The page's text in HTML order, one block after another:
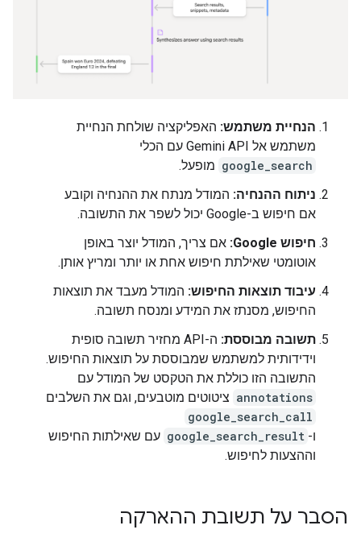
הנחיית משתמש: האפליקציה שולחת הנחיית
משתמש אל Gemini API עם הכלי
google_search מופעל.
ניתוח ההנחיה: המודל מנתח את ההנחיה וקובע
אם חיפוש ב-Google יכול לשפר את התשובה.
חיפוש Google:
אם צריך, המודל יוצר באופן
אוטומטי שאילתת חיפוש אחת או יותר ומריץ אותן.
עיבוד תוצאות החיפוש: המודל מעבד את תוצאות
החיפוש, מסנתז את המידע ומנסח תשובה.
תשובה מבוססת:
ה-API מחזיר תשובה סופית
וידידותית למשתמש שמבוססת על תוצאות החיפוש.
התשובה הזו כוללת את הטקסט של המודל עם
annotations ציטוטים מוטבעים, וגם את השלבים
google_search_call
ו- google_search_result עם שאילתות החיפוש
וההצעות לחיפוש.
הסבר על תשובת ההארקה